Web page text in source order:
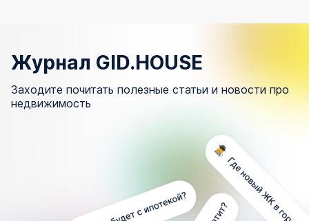
Журнал GID.HOUSE
Заходите почитать полезные статьи и новости про
недвижимость